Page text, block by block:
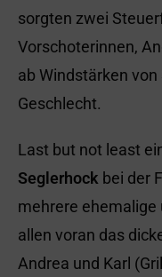
sorgten zwei
Vorschoterinnen,
ab Windstärken
Geschlecht.
Last but not least
Seglerhock bei der
mehrere ehemalige
allen voran das
Andrea und Karl